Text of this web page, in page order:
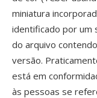
miniatura
identificado por um
do arquivo
versão.
está em
às pessoas se